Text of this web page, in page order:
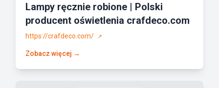
Lampy ręcznie robione | Polski
producent oświetlenia crafdeco.com
https://crafdeco.com/ ↗
Zobacz więcej →